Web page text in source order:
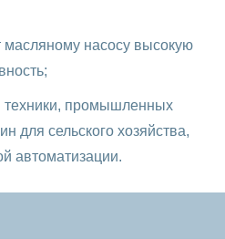
масляному насосу высокую
техники, промышленных
для сельского хозяйства,
автоматизации.